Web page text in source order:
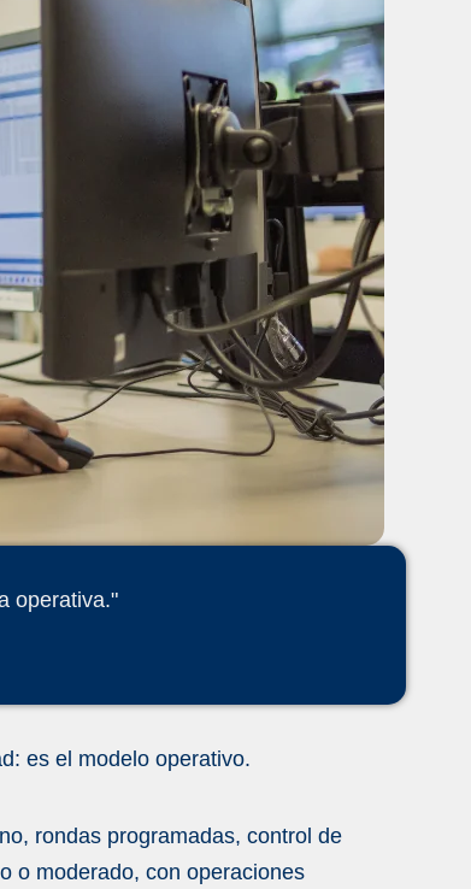
operativa."
es el modelo operativo.
rondas programadas, control de
o moderado, con operaciones